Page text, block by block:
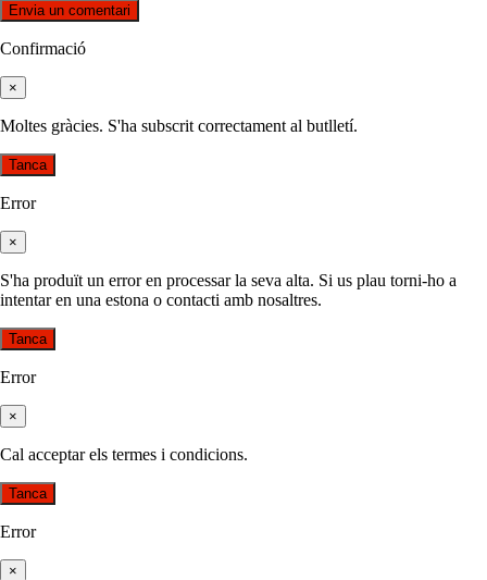
Confirmació
×
Moltes gràcies. S'ha subscrit correctament al butlletí.
Tanca
Error
×
S'ha produït un error en processar la seva alta. Si us plau torni-ho a
intentar en una estona o contacti amb nosaltres.
Tanca
Error
×
Cal acceptar els termes i condicions.
Tanca
Error
×